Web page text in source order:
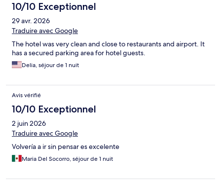
10/10 Exceptionnel
29 avr. 2026
Traduire avec Google
The hotel was very clean and close to restaurants and airport. It
has a secured parking area for hotel guests.
Delia, séjour de 1 nuit
Avis vérifié
10/10 Exceptionnel
2 juin 2026
Traduire avec Google
Volvería a ir sin pensar es excelente
Maria Del Socorro, séjour de 1 nuit